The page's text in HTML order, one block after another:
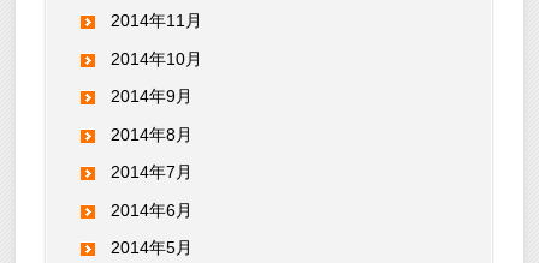
2014年11月
2014年10月
2014年9月
2014年8月
2014年7月
2014年6月
2014年5月